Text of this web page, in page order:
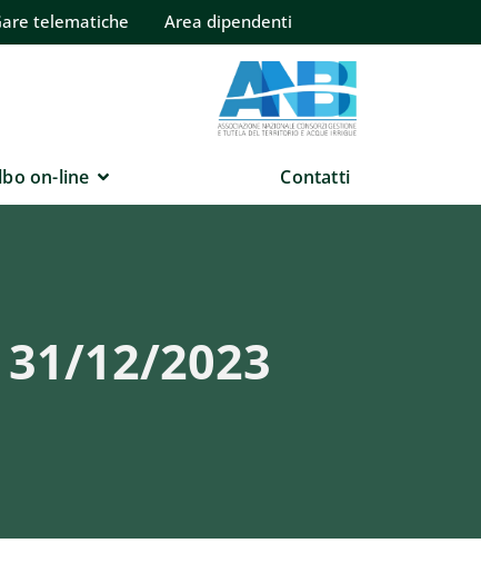
telematiche Area dipendenti
on-line Contatti
12/2023